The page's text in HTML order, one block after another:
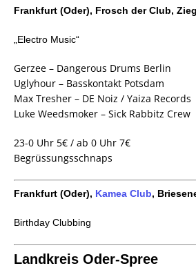
Frankfurt (Oder), Frosch der Club,
„Electro Music“
Gerzee – Dangerous Drums Berlin
Uglyhour – Basskontakt Potsdam
Max Tresher – DE Noiz / Yaiza Records
Luke Weedsmoker – Sick Rabbitz Crew
23-0 Uhr 5€ / ab 0 Uhr 7€
Begrüssungsschnaps
Frankfurt (Oder), Kamea Club,
Birthday Clubbing
Landkreis Oder-Spree